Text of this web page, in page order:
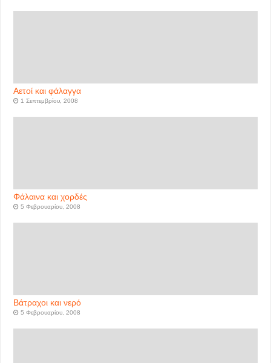
Αετοί και φάλαγγα
1 Σεπτεμβρίου, 2008
Φάλαινα και χορδές
5 Φεβρουαρίου, 2008
Βάτραχοι και νερό
5 Φεβρουαρίου, 2008